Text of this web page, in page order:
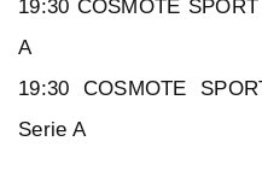
19:30 COSMOTE
A
19:30 COSMOTE
Serie A